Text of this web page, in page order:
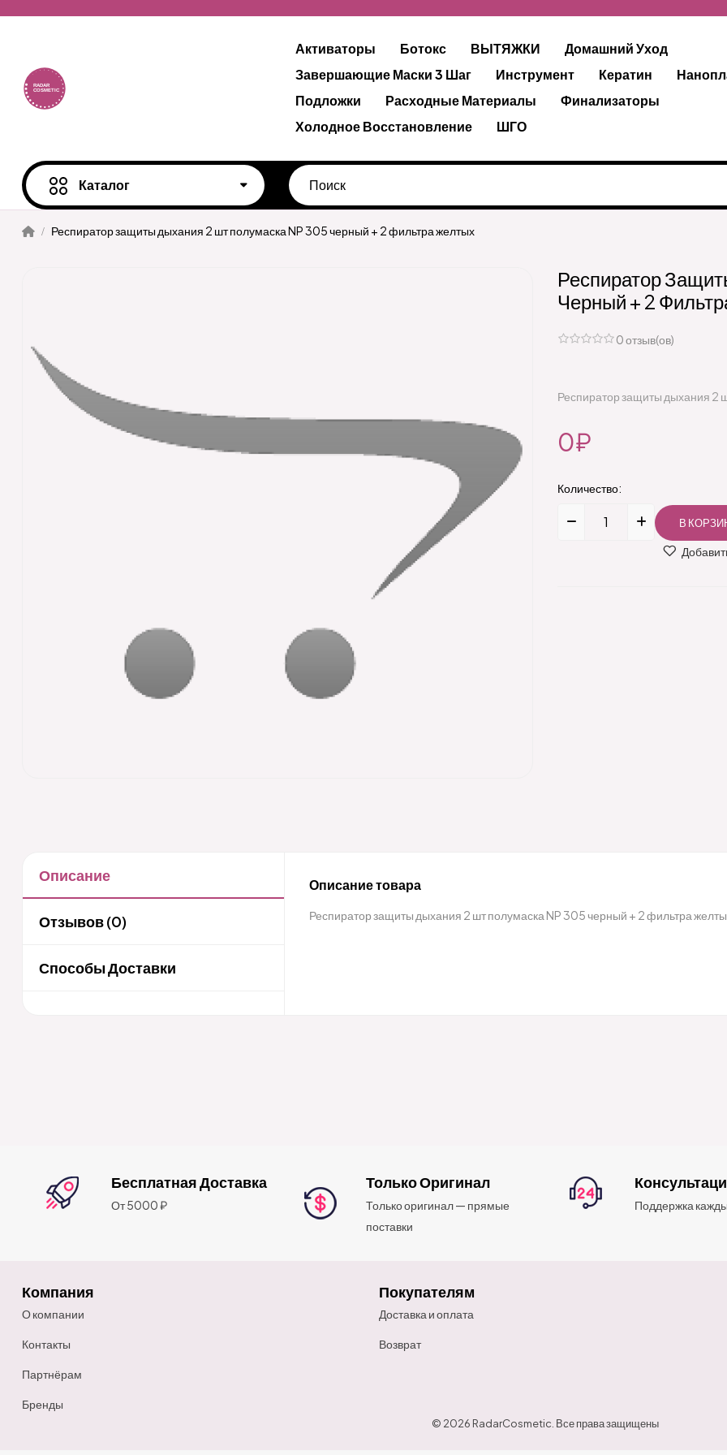
Активаторы Ботокс ВЫТЯЖКИ
Домашний Уход
Завершающие Маски 3 Шаг
Инструмент Кератин
Подложки
Расходные Материалы
Финализаторы
Холодное Восстановление
ШГО
Каталог
Респиратор защиты дыхания 2 шт полумаска NP 305 черный + 2 фильтра желтых
Респиратор
Черный + 2
0 отзыв(ов)
Респиратор защиты дыхания 2
0₽
Количество:
Описание
Отзывов (0)
Способы Доставки
Описание товара
Респиратор защиты дыхания 2 шт полумаска NP 305 черный + 2 фильтра
Бесплатная Доставка
От 5000 ₽
Только Оригинал
Только оригинал — прямые
поставки
Поддержка
Компания
О компании
Контакты
Партнёрам
Бренды
Покупателям
Доставка и оплата
Возврат
© 2026 RadarCosmetic. Все права защищены